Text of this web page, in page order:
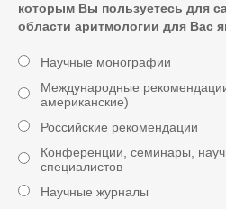
которым Вы пользуетесь для
области аритмологии для Вас
Научные монографии
Международные
американские)
Российские рекомендации
Конференции, семинары,
специалистов
Научные журналы